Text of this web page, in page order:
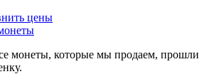
цены
монеты, которые мы продаем, прошли